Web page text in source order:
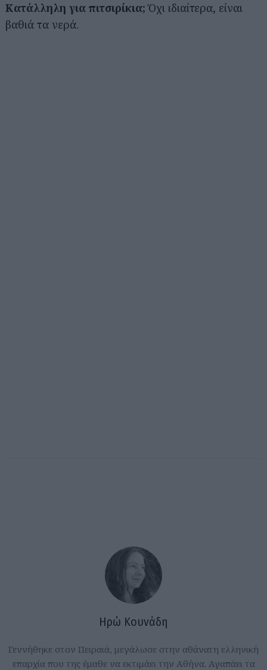
Κατάλληλη για πιτσιρίκια;Όχι ιδιαίτερα, είναι
βαθιά τα νερά.
Ηρώ Κουνάδη
Γεννήθηκε στον Πειραιά, μεγάλωσε στην αθάνατη ελληνική
επαρχία που της έμαθε να εκτιμάει την Αθήνα. Αγαπάει τα